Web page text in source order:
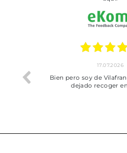
trobat
17.07.2026
Bien pero soy de
dejado recoger